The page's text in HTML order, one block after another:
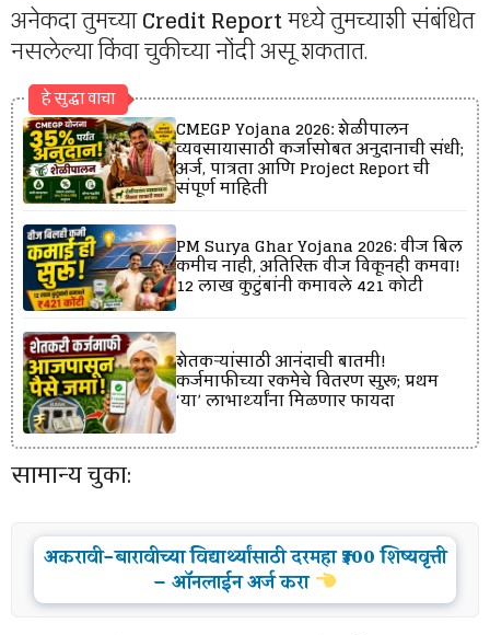
अनेकदा तुमच्याCredit Reportमध्ये तुमच्याशी संबंधित
नसलेल्या किंवा चुकीच्या नोंदी असू शकतात.
हे सुद्धा वाचा
CMEGP Yojana 2026: शेळीपालन
व्यवसायासाठी कर्जासोबत अनुदानाची संधी;
अर्ज, पात्रता आणि Project Report ची
संपूर्ण माहिती
PM Surya Ghar Yojana 2026: वीज बिल
कमीच नाही, अतिरिक्त वीज विकूनही कमवा!
12 लाख कुटुंबांनी कमावले ₹421 कोटी
शेतकऱ्यांसाठी आनंदाची बातमी!
कर्जमाफीच्या रकमेचे वितरण सुरू; प्रथम
‘या’ लाभार्थ्यांना मिळणार फायदा
सामान्य चुका:
अकरावी-बारावीच्या विद्यार्थ्यांसाठी दरमहा ₹300 शिष्यवृत्ती
– ऑनलाईन अर्ज करा